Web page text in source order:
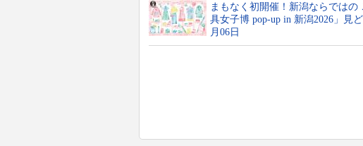
まもなく初開催！新潟ならではの
具女子博 pop-up in 新潟2026」見
月06日